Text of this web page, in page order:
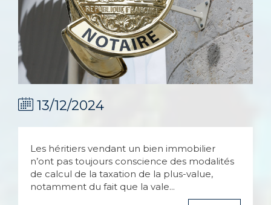
13/12/2024
Les héritiers vendant un bien immobilier
n’ont pas toujours conscience des modalités
de calcul de la taxation de la plus-value,
notamment du fait que la vale...